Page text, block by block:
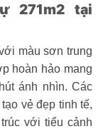
271m2 tại
màu sơn trung
hoàn hảo mang
ánh nhìn. Các
vẻ đẹp tinh tế,
với tiểu cảnh